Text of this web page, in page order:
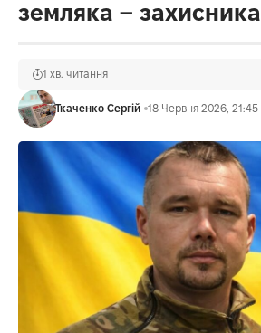
земляка – захисника
Ткаченко Сергій 18 Червня 2026, 21:45
1 хв. читання